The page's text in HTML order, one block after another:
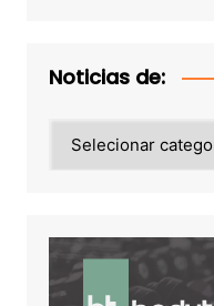
Noticias de:
de: